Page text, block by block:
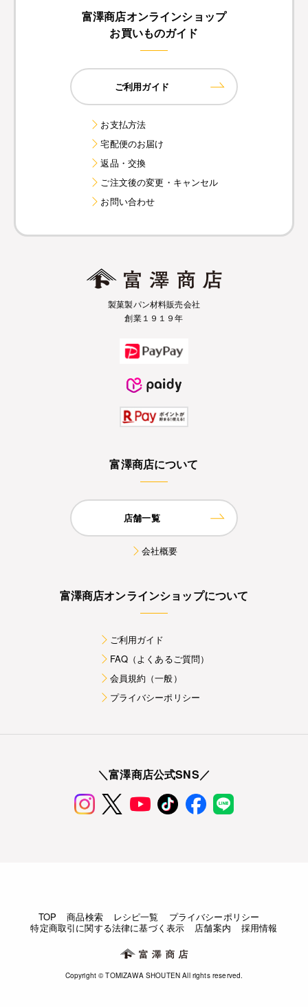
富澤商店オンラインショップ
お買いものガイド
ご利用ガイド
お支払方法
宅配便のお届け
返品・交換
ご注文後の変更・キャンセル
お問い合わせ
製菓製パン材料販売会社
創業１９１９年
富澤商店について
店舗一覧
会社概要
富澤商店オンラインショップについて
ご利用ガイド
FAQ（よくあるご質問）
会員規約（一般）
プライバシーポリシー
＼富澤商店公式SNS／
TOP 商品検索 レシピ一覧
プライバシーポリシー
特定商取引に関する法律に基づく表示
店舗案内 採用情報
Copyright © TOMIZAWA SHOUTEN All rights reserved.